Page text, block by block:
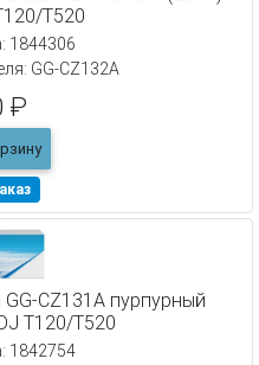
T520
1844306
GG-CZ132A
₽
CZ131A пурпурный
T120/T520
1842754